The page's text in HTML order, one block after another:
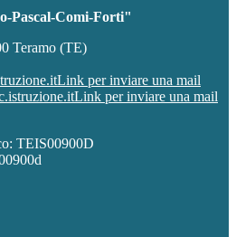
Pascal-Comi-Forti"
Teramo (TE)
Link per inviare una mail
Link per inviare una mail
TEIS00900D